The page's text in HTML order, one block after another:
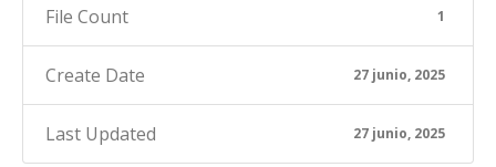
File Count 1
Create Date 27 junio, 2025
Last Updated 27 junio, 2025